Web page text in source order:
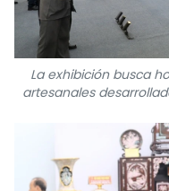
La exhibición busca
artesanales